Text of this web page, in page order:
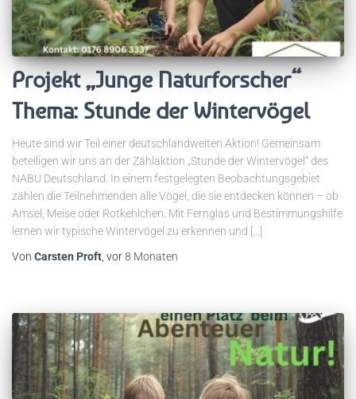
Projekt „Junge Naturforscher“
Thema: Stunde der Wintervögel
Heute sind wir Teil einer deutschlandweiten Aktion! Gemeinsam
beteiligen wir uns an der Zählaktion „Stunde der Wintervögel“ des
NABU Deutschland. In einem festgelegten Beobachtungsgebiet
zählen die Teilnehmenden alle Vögel, die sie entdecken können – ob
Amsel, Meise oder Rotkehlchen. Mit Fernglas und Bestimmungshilfe
lernen wir typische Wintervögel zu erkennen und […]
Von Carsten Proft , vor8 Monaten